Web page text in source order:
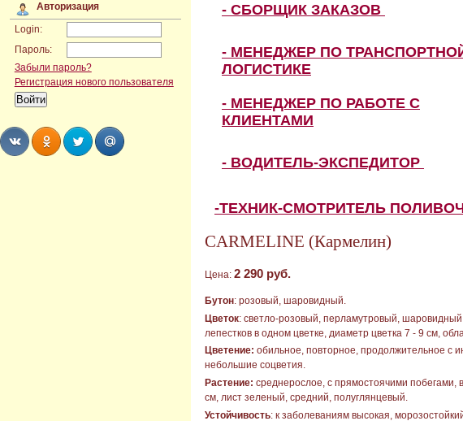
Авторизация
Login:
Пароль:
Забыли пароль?
Регистрация нового пользователя
- СБОРЩИК ЗАКАЗОВ
- МЕНЕДЖЕР ПО
ЛОГИСТИКЕ
- МЕНЕДЖЕР ПО РАБОТЕ С
КЛИЕНТАМИ
- ВОДИТЕЛЬ-ЭКСПЕДИТОР
-ТЕХНИК-СМОТРИТЕЛЬ
CARMELINE (Кармелин)
Цена: 2 290 руб.
Бутон: розовый, шаровидный.
Цветок: светло-розовый, перламутровый, шаровидный
лепестков в одном цветке, диаметр цветка 7 - 9 см,
Цветение: обильное, повторное, продолжительное с
небольшие соцветия.
Растение: среднерослое, с прямостоячими побегами,
см, лист зеленый, средний, полуглянцевый.
Устойчивость: к заболеваниям высокая,